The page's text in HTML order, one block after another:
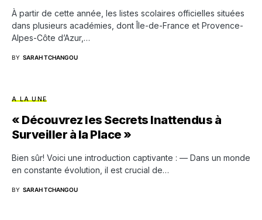
À partir de cette année, les listes scolaires officielles situées
dans plusieurs académies, dont Île-de-France et Provence-
Alpes-Côte d’Azur,…
BY SARAH TCHANGOU
A LA UNE
« Découvrez les Secrets Inattendus à
Surveiller à la Place »
Bien sûr! Voici une introduction captivante : — Dans un monde
en constante évolution, il est crucial de…
BY SARAH TCHANGOU